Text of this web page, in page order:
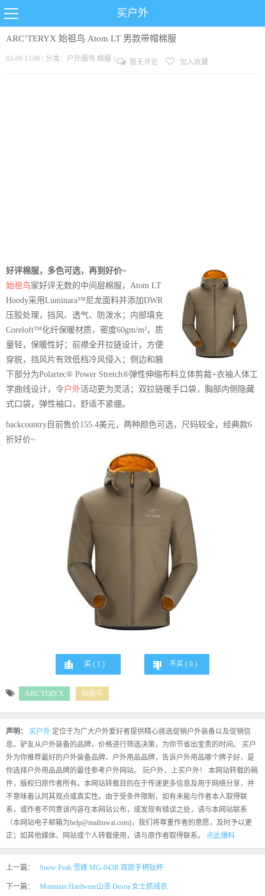
买户外
ARC’TERYX 始祖鸟 Atom LT 男款带帽棉服
03-09 13:06 分类： 户外服饰,棉服 暂无评论 加入收藏
好评棉服，多色可选，再到好价~
始祖鸟家好评无数的中间层棉服，Atom LT
Hoody采用Luminara™尼龙面料并添加DWR
压胶处理，挡风、透气、防泼水；内部填充
Coreloft™化纤保暖材质，密度60gm/m²，质
量轻，保暖性好；前襟全开拉链设计，方便
穿脱，挡风片有效低档冷风侵入；侧边和腋
下部分为Polartec® Power Stretch®弹性伸缩布料立体剪裁+衣袖人体工
学曲线设计，令户外活动更为灵活；双拉链暖手口袋，胸部内侧隐藏
式口袋，弹性袖口，舒适不紧绷。
backcountry目前售价155.4美元，两种颜色可选，尺码较全，经典款6
折好价~
买 ( 1 ) 不买 ( 0)
ARC'TERYX 始祖鸟
声明： 买户外 定位于为广大户外爱好者提供精心挑选促销户外装备以及促销信
息。驴友从户外装备的品牌，价格进行筛选决策，为你节省出宝贵的时间。 买户
外为你推荐最好的户外装备品牌、户外用品品牌，告诉户外用品哪个牌子好，是
你选择户外用品品牌的最佳参考户外网站。 玩户外，上买户外！ 本网站转载的稿
件，版权归原作者所有。本网站转载目的在于传递更多信息及用于网络分享，并
不意味着认同其观点或真实性。由于受条件限制，如有未能与作者本人取得联
系，或作者不同意该内容在本网站公布，或发现有错误之处，请与本网站联系
（本网站电子邮箱为help@maihuwai.com)，我们将尊重作者的意愿，及时予以更
正；如其他媒体、网站或个人转载使用，请与原作者取得联系。 点此爆料
上一篇： Snow Peak 雪峰 MG-043R 双层手柄钛杯
下一篇： Mountain Hardwear山浩 Desna 女士抓绒衣